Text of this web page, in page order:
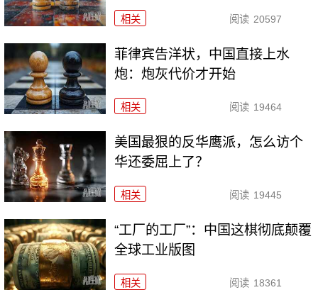
相关 阅读 20597
菲律宾告洋状，中国直接上水
炮：炮灰代价才开始
相关 阅读 19464
美国最狠的反华鹰派，怎么访个
华还委屈上了？
相关 阅读 19445
“工厂的工厂”：中国这棋彻底颠覆
全球工业版图
相关 阅读 18361